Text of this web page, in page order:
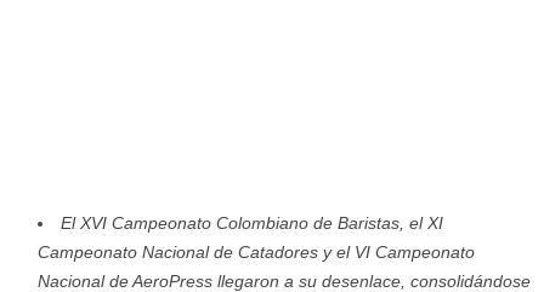
El XVI Campeonato Colombiano de Baristas, el XI
Campeonato Nacional de Catadores y el VI Campeonato
Nacional de AeroPress llegaron a su desenlace, consolidándose